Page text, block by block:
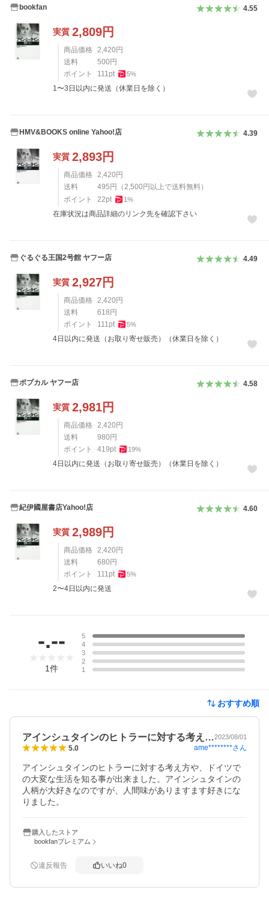
bookfan 4.55
実質 2,809円
商品価格 2,420 円
送料
500 円
ポイント
111pt 5%
1〜3日以内に発送（休業日を除く）
HMV&BOOKS online Yahoo!店 4.39
実質 2,893円
商品価格 2,420 円
送料
495 円 （2,500 円以上で送料無料）
ポイント
22pt 1%
在庫状況は商品詳細のリンク先を確認下さい
ぐるぐる王国2号館 ヤフー店 4.49
実質 2,927円
商品価格 2,420 円
送料
618 円
ポイント
111pt 5%
4日以内に発送（お取り寄せ販売）（休業日を除く）
ポプカル ヤフー店 4.58
実質 2,981円
商品価格 2,420 円
送料
980 円
ポイント
419pt 19%
4日以内に発送（お取り寄せ販売）（休業日を除く）
紀伊國屋書店Yahoo!店 4.60
実質 2,989円
商品価格 2,420 円
送料
680 円
ポイント
111pt 5%
2〜4日以内に発送
-.--
1件
5
4
3
2
1
おすすめ順
アインシュタインのヒトラーに対する考え…2023/08/01
5.0 ame********さん
アインシュタインのヒトラーに対する考え方や、ドイツで
の大変な生活を知る事が出来ました。アインシュタインの
人柄が大好きなのですが、人間味がありますます好きにな
りました。
購入したストア
bookfanプレミアム
違反報告 いいね0